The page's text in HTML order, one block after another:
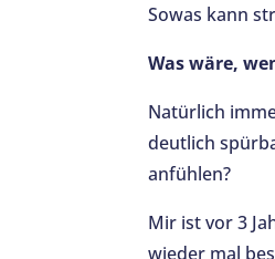
Sowas kann
Was wäre,
Natürlich
deutlich
anfühlen?
Mir ist vor 3
wieder mal